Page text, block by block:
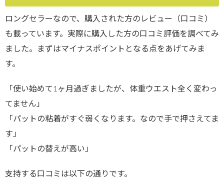
ロングセラーなので、購入された方のレビュー（口コミ）
も載っています。実際に購入した方の口コミ評価を調べてみ
ました。まずはマイナスポイントとなる点をあげてみま
す。
「使い始めて1ヶ月過ぎましたが、体重ウエスト全く変わっ
てません」
「パットの粘着がすぐ弱くなります。なので手で押さえてま
す」
「パットの替えが高い」
支持する口コミは以下の通りです。